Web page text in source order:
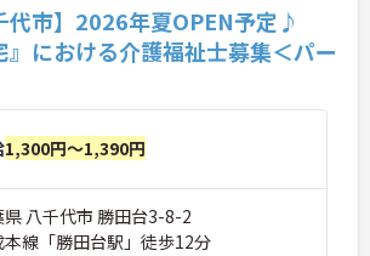
代市】2026年夏OPEN予定♪
』における介護福祉士募集＜パー
1,300円～1,390円
県 八千代市 勝田台3-8-2
本線「勝田台駅」徒歩12分